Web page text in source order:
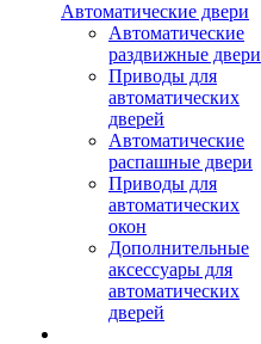
Автоматические двери
Автоматические
раздвижные двери
Приводы для
автоматических
дверей
Автоматические
распашные двери
Приводы для
автоматических
окон
Дополнительные
аксессуары для
автоматических
дверей